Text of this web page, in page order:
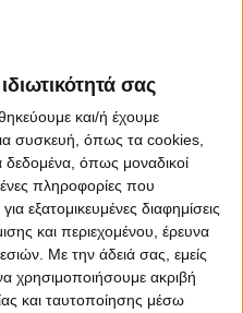
σας
και/ή έχουμε
συσκευή, όπως τα cookies,
δεδομένα, όπως μοναδικοί
πληροφορίες που
εξατομικευμένες διαφημίσεις
και περιεχομένου, έρευνα
Με την άδειά σας, εμείς
χρησιμοποιήσουμε ακριβή
και ταυτοποίησης μέσω
Terms & Conditions
Privacy Policy
colors&Fotis Alexandrou